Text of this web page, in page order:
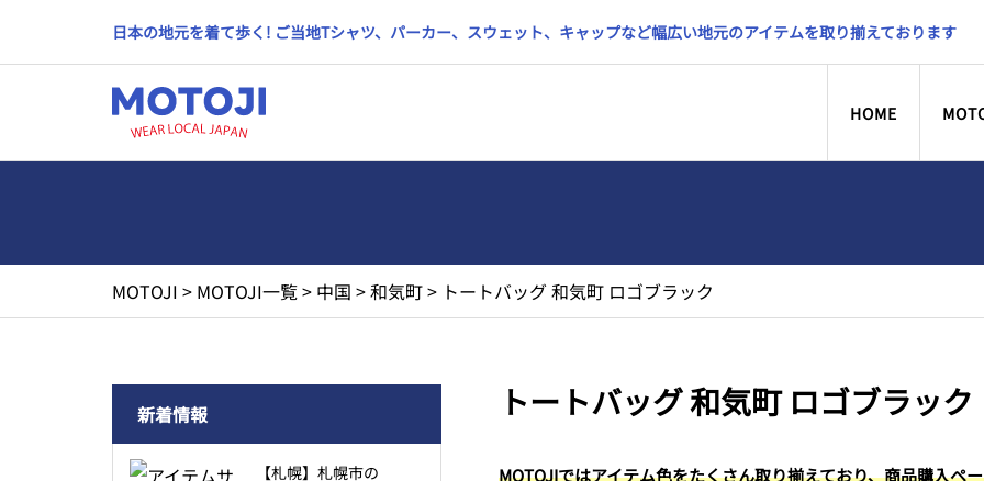
日本の地元を着て歩く! ご当地Tシャツ、パーカー、スウェット、キャップなど幅広い地元のアイテムを取り揃えております
HOME
MOTOJI > MOTOJI一覧> 中国 >和気町> トートバッグ 和気町 ロゴブラック
新着情報
【札幌】札幌市の
トートバッグ 和気町 ロゴブラック
MOTOJIではアイテム色をたくさん取り揃えており、商品購入ペ